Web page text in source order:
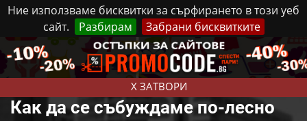
Ние използваме бисквитки за сърфирането в този уеб
сайт.
Разбирам Забрани бисквитките
X ЗАТВОРИ
Неделя, 9 Август, 2026 Реклама Контакти
Как да се събуждаме по-лесно